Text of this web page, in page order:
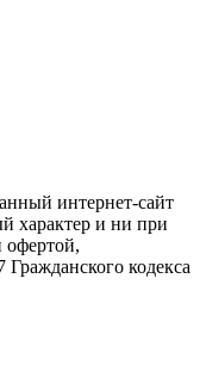
интернет-сайт
характер и ни при
офертой,
кодекса